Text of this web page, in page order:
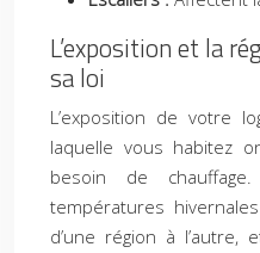
L’exposition et la
sa loi
L’exposition de votre
laquelle vous habitez
besoin de
températures
d’une région à